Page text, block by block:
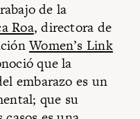
de la
Roa, directora de
Women’s Link
que la
embarazo es un
que su